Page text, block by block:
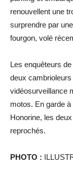
renouvellent une
surprendre par
fourgon, volé
Les enquêteurs
deux cambrioleurs
vidéosurveillance
motos. En garde
Honorine, les
reprochés.
PHOTO :